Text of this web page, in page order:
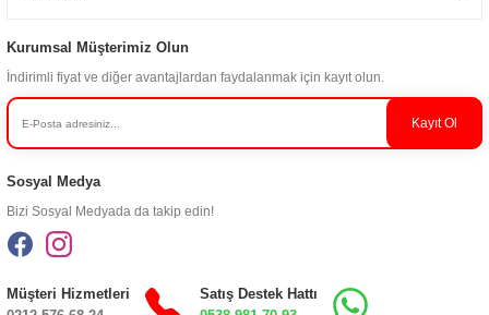
Kurumsal Müşterimiz Olun
İndirimli fiyat ve diğer avantajlardan faydalanmak için kayıt olun.
Kayıt Ol
Sosyal Medya
Bizi Sosyal Medyada da takip edin!
Müşteri Hizmetleri
Satış Destek Hattı